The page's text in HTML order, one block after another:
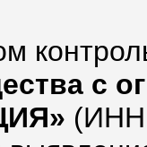
с
(ИНН